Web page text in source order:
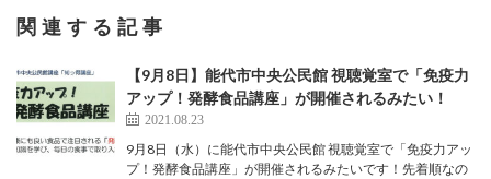
関連する記事
【9月8日】能代市中央公民館 視聴覚室で「免疫力
アップ！発酵食品講座」が開催されるみたい！
2021.08.23
9月8日（水）に能代市中央公民館 視聴覚室で「免疫力アッ
プ！発酵食品講座」が開催されるみたいです！先着順なの